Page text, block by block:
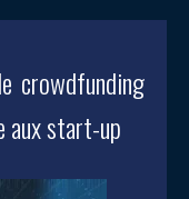
crowdfunding
aux start-up